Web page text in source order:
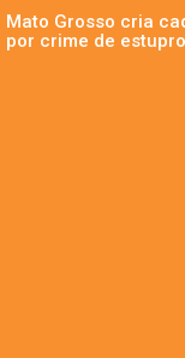
Mato Grosso cria
por crime de estupro